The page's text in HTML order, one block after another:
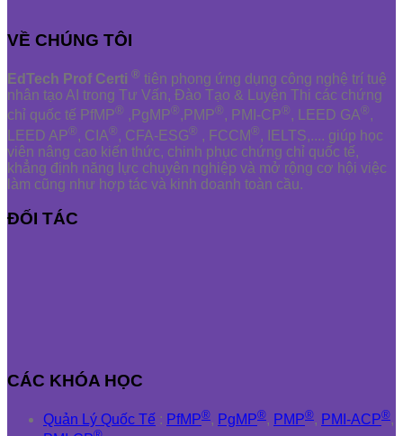
VỀ CHÚNG TÔI
EdTech Prof Certi ® tiên phong ứng dụng công nghệ trí tuệ
nhân tạo AI trong Tư Vấn, Đào Tạo & Luyện Thi các chứng
chỉ quốc tế PfMP® ,PgMP®,PMP®, PMI-CP®, LEED GA®,
LEED AP®, CIA®, CFA-ESG® , FCCM®, IELTS,.... giúp học
viên nâng cao kiến thức, chinh phục chứng chỉ quốc tế,
khẳng định năng lực chuyên nghiệp và mở rộng cơ hội việc
làm cũng như hợp tác và kinh doanh toàn cầu.
ĐỐI TÁC
CÁC KHÓA HỌC
Quản Lý Quốc Tế : PfMP®, PgMP®, PMP®, PMI-ACP®,